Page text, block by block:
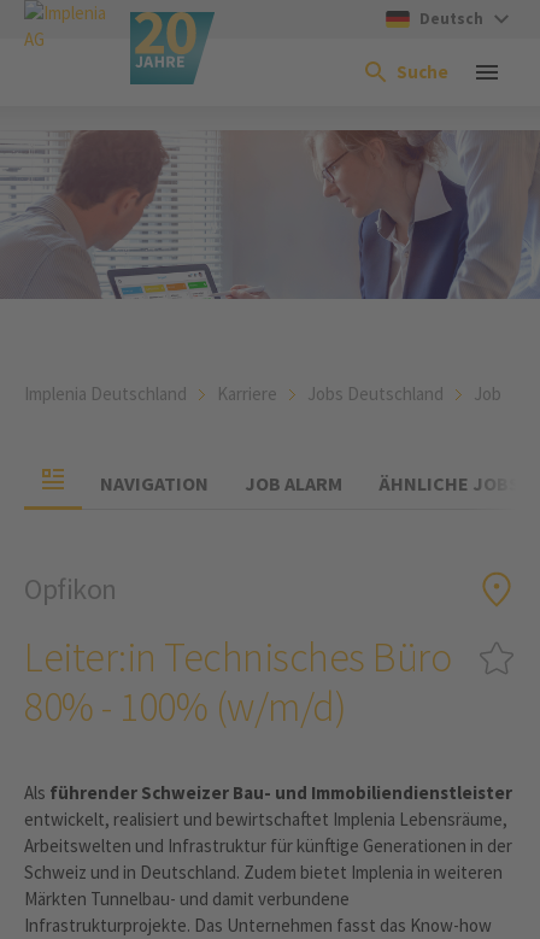
Deutsch
Suche
Implenia Deutschland Karriere Jobs Deutschland Job
NAVIGATION JOB ALARM ÄHNLICHE JOBS
Opfikon
Leiter:in Technisches Büro
80% - 100% (w/m/d)
Als führender Schweizer Bau- und Immobiliendienstleister
entwickelt, realisiert und bewirtschaftet Implenia Lebensräume,
Arbeitswelten und Infrastruktur für künftige Generationen in der
Schweiz und in Deutschland. Zudem bietet Implenia in weiteren
Märkten Tunnelbau- und damit verbundene
Infrastrukturprojekte. Das Unternehmen fasst das Know-how